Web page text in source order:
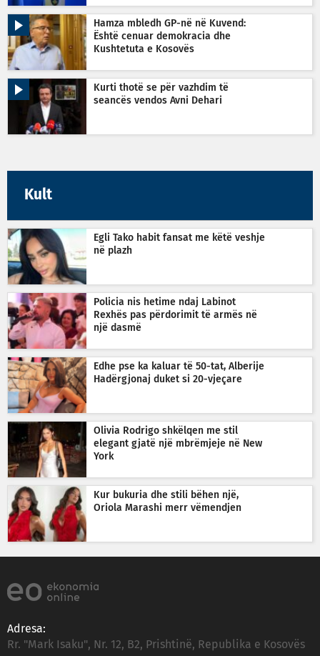
Hamza mbledh GP-në në Kuvend:
Është cenuar demokracia dhe
Kushtetuta e Kosovës
Kurti thotë se për vazhdim të
seancës vendos Avni Dehari
Kult
Egli Tako habit fansat me këtë veshje
në plazh
Policia nis hetime ndaj Labinot
Rexhës pas përdorimit të armës në
një dasmë
Edhe pse ka kaluar të 50-tat, Alberije
Hadërgjonaj duket si 20-vjeçare
Olivia Rodrigo shkëlqen me stil
elegant gjatë një mbrëmjeje në New
York
Kur bukuria dhe stili bëhen një,
Oriola Marashi merr vëmendjen
Adresa:
Rr. "Mark Isaku", Nr. 12, B2, Prishtinë, Republika e Kosovës